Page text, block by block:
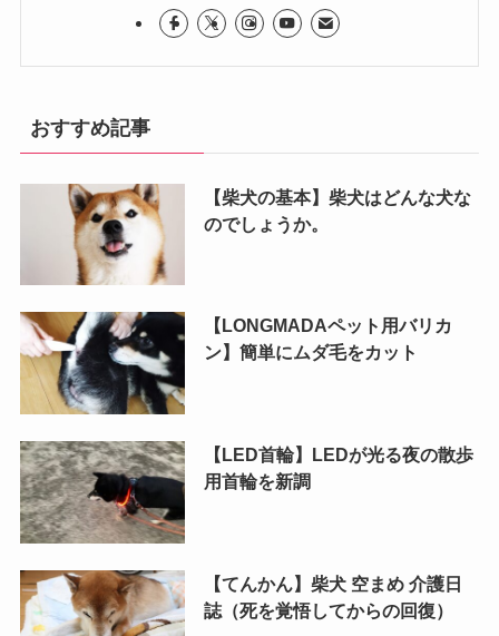
おすすめ記事
【柴犬の基本】柴犬はどんな犬な
のでしょうか。
【LONGMADAペット用バリカ
ン】簡単にムダ毛をカット
【LED首輪】LEDが光る夜の散歩
用首輪を新調
【てんかん】柴犬 空まめ 介護日
誌（死を覚悟してからの回復）